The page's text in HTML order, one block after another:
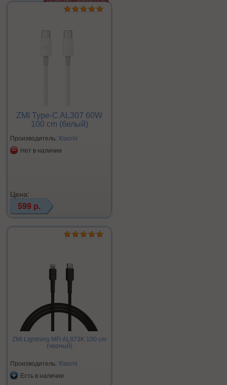
ZMI Type-C AL307 60W
100 cm (белый)
Производитель: Xiaomi
Нет в наличии
Цена:
599 р.
ZMI Lightning MFi AL873K 100 cm
(черный)
Производитель: Xiaomi
Есть в наличии